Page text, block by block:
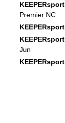
KEEPERsport
Premier NC
KEEPERsport
KEEPERsport
Jun
KEEPERsport